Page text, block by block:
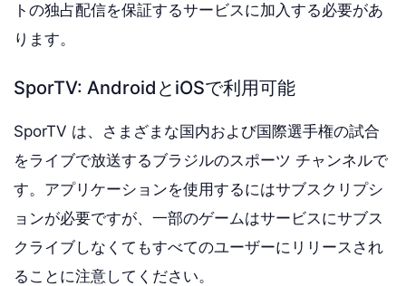
トの独占配信を保証するサービスに加入する必要があ
ります。
SporTV: AndroidとiOSで利用可能
SporTV は、さまざまな国内および国際選手権の試合
をライブで放送するブラジルのスポーツ チャンネルで
す。アプリケーションを使用するにはサブスクリプシ
ョンが必要ですが、一部のゲームはサービスにサブス
クライブしなくてもすべてのユーザーにリリースされ
ることに注意してください。